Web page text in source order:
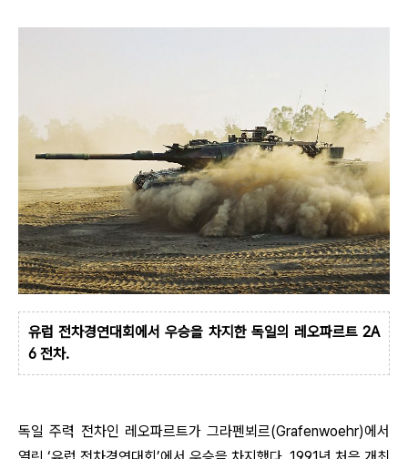
유럽 전차경연대회에서 우승을 차지한 독일의 레오파르트 2A
6 전차.
독일 주력 전차인 레오파르트가 그라펜뵈르(Grafenwoehr)에서